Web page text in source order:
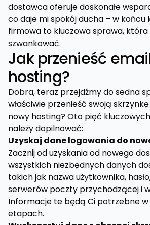
dostawca oferuje doskonałe
co daje mi spokój ducha – w
firmowa to kluczowa sprawa, która
szwankować.
Jak przenieść
hosting?
Dobra, teraz przejdźmy do sedna
właściwie przenieść swoją
nowy hosting? Oto pięć
należy dopilnować:
Uzyskaj dane logowania do
Zacznij od uzyskania od nowego
wszystkich niezbędnych danych
takich jak nazwa użytkownika,
serwerów poczty przychodzącej i
Informacje te będą Ci potrzebne
etapach.